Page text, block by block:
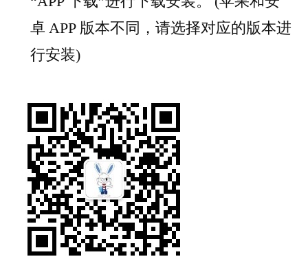
卓 APP 版本不同，请选择对应的版本进
行安装)